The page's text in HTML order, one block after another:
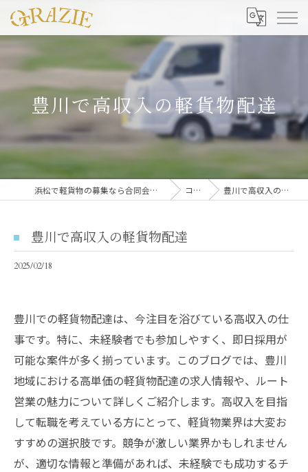
豊川で高収入の軽貨物配達
浜松で軽貨物の募集なら合同会社グラッツェ運送 コラム 豊川で高収入の軽貨物配達
豊川で高収入の軽貨物配達
2025/02/18
豊川での軽貨物配達は、今注目を浴びている高収入の仕
事です。特に、未経験者でも参加しやすく、即日採用が
可能な案件が多く揃っています。このブログでは、豊川
地域における高単価の軽貨物配達の求人情報や、ルート
営業の魅力について詳しくご紹介します。高収入を目指
して転職を考えている方にとって、軽貨物業界は大変お
すすめの選択肢です。競争が激しい業界かもしれません
が、適切な情報と準備があれば、未経験でも成功するチ